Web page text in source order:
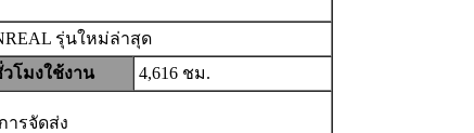
รุ่นใหม่ล่าสุด
โมงใช้งาน 4,616 ชม.
ารจัดส่ง